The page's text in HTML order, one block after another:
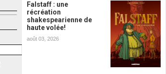
Falstaff : une
récréation
shakespearienne de
haute volée!
août 03, 2026